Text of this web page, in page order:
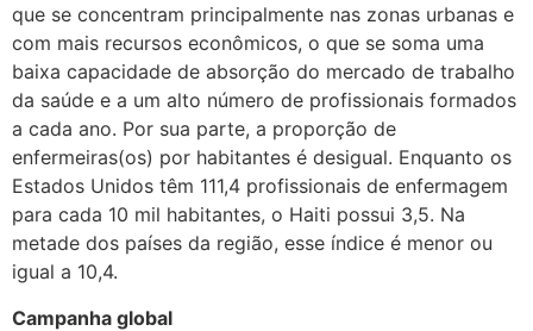
que se concentram principalmente nas zonas urbanas e
com mais recursos econômicos, o que se soma uma
baixa capacidade de absorção do mercado de trabalho
da saúde e a um alto número de profissionais formados
a cada ano. Por sua parte, a proporção de
enfermeiras(os) por habitantes é desigual. Enquanto os
Estados Unidos têm 111,4 profissionais de enfermagem
para cada 10 mil habitantes, o Haiti possui 3,5. Na
metade dos países da região, esse índice é menor ou
igual a 10,4.
Campanha global